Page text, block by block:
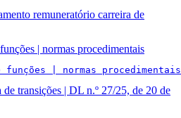
remuneratório carreira de
| normas procedimentais
funções | normas procedimentais
transições | DL n.º 27/25, de 20 de